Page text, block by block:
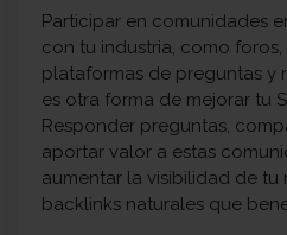
Participar en comunidades
con tu industria, como
plataformas de preguntas y
es otra forma de mejorar tu
Responder preguntas,
aportar valor a estas
aumentar la visibilidad de tu
backlinks naturales que